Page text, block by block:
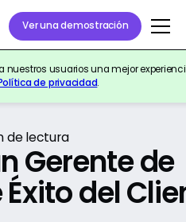
Ver una demostración
nuestros usuarios una mejor
de privacidad.
de lectura
Gerente de
del